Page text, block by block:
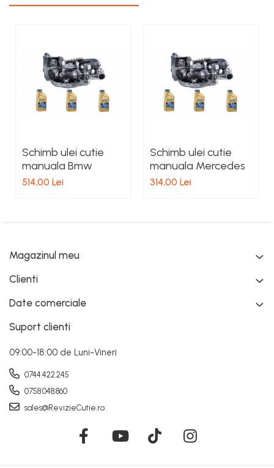
Schimb ulei cutie
manuala Bmw
514,00 Lei
Schimb ulei cutie
manuala Mercedes
314,00 Lei
Magazinul meu
Clienti
Date comerciale
Suport clienti
09:00-18:00 de Luni-Vineri
0744.422.245
0758.048.860
sales@RevizieCutie.ro